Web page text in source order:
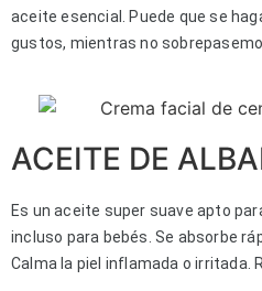
aceite esencial. Puede que se
gustos, mientras no
ACEITE DE
Es un aceite super suave apto
incluso para bebés. Se absorbe
Calma la piel inflamada o irritada.